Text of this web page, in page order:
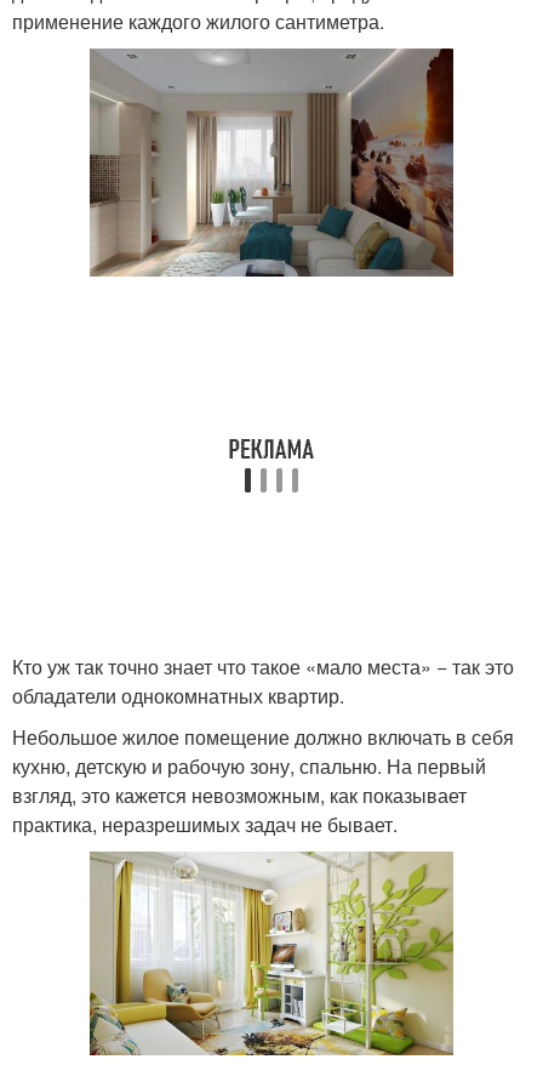
применение каждого жилого сантиметра.
Кто уж так точно знает что такое «мало места» − так это
обладатели однокомнатных квартир.
Небольшое жилое помещение должно включать в себя
кухню, детскую и рабочую зону, спальню. На первый
взгляд, это кажется невозможным, как показывает
практика, неразрешимых задач не бывает.